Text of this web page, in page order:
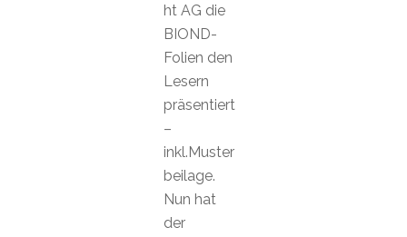
ht AG die
BIOND-
Folien den
Lesern
präsentiert
–
inkl.Muster
beilage.
Nun hat
der